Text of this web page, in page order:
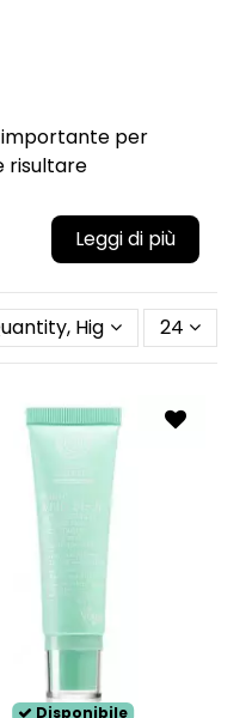
importante per
risultare
che per
della tua pelle,
Highest first
24
Disponibile